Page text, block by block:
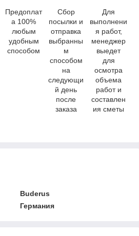
Предоплат
а 100%
любым
удобным
способом
Сбор
посылки и
отправка
выбранны
м
способом
на
следующи
й день
после
заказа
Для
выполнени
я работ,
менеджер
выедет
для
осмотра
объема
работ и
составлен
ия сметы
Buderus
Германия